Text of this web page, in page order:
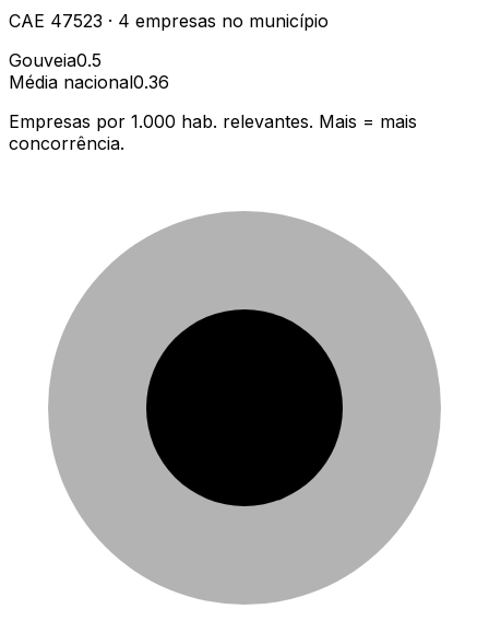
CAE 47523 · 4 empresas no município
Gouveia0.5
Média nacional0.36
Empresas por 1.000 hab. relevantes. Mais = mais
concorrência.